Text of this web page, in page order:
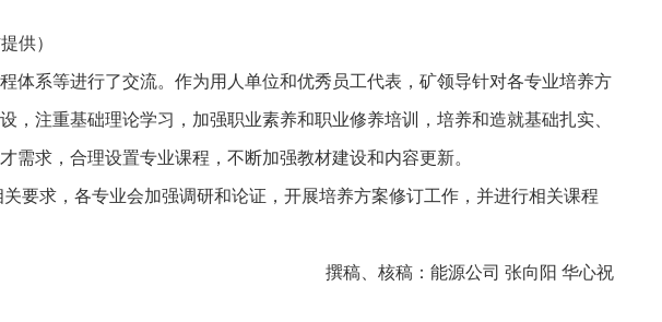
供）
系等进行了交流。作为用人单位和优秀员工代表，矿领导针对各专业培养方
注重基础理论学习，加强职业素养和职业修养培训，培养和造就基础扎实、
求，合理设置专业课程，不断加强教材建设和内容更新。
求，各专业会加强调研和论证，开展培养方案修订工作，并进行相关课程
撰稿、核稿：能源公司 张向阳 华心祝